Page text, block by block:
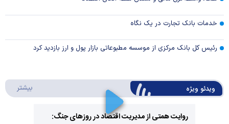
خدمات بانک تجارت در یک نگاه
رئیس کل بانک مرکزی از موسسه مطبوعاتی بازار پول و ارز بازدید کرد
ویدئو ویژه بیشتر
روایت همتی از مدیریت اقتصاد در روزهای جنگ: